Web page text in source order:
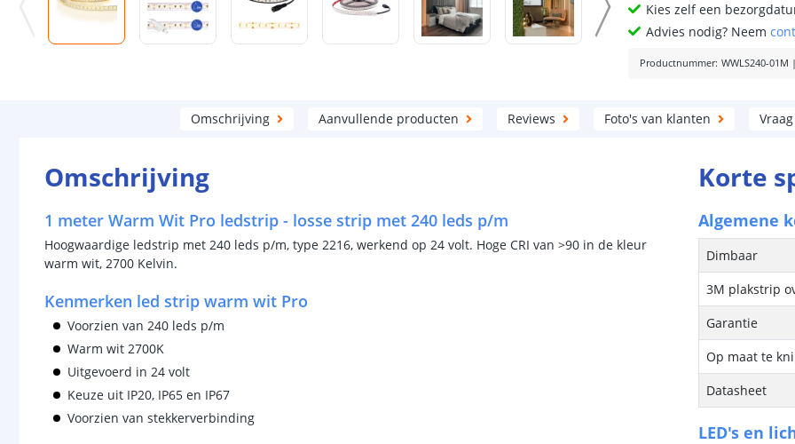
Kies zelf een
Advies nodig? Neem
Productnummer: WWLS240-01M |
Omschrijving Aanvullende producten Reviews Foto's van klanten
Omschrijving
1 meter Warm Wit Pro ledstrip - losse strip met 240 leds p/m
Hoogwaardige ledstrip met 240 leds p/m, type 2216, werkend op 24 volt. Hoge CRI van >90 in de kleur
warm wit, 2700 Kelvin.
Kenmerken led strip warm wit Pro
Voorzien van 240 leds p/m
Warm wit 2700K
Uitgevoerd in 24 volt
Keuze uit IP20, IP65 en IP67
Voorzien van stekkerverbinding
Korte
Algemene
Dimbaar
3M plakstrip
Garantie
Op maat te
Datasheet
LED's en